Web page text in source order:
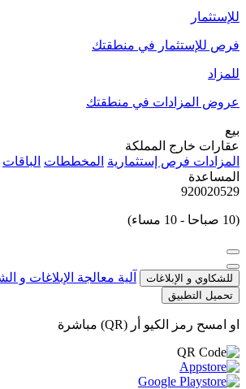
للإستثمار
فرص للإستثمار في منطقتك
للمزاد
عروض المزادات في منطقتك
بيع
عقارات خارج المملكة
المزادات فرص إستثمارية المخططات الباقات
المساعدة
920020529
(10 صباحا - 10 مساء)
للشكاوي و الإبلاغات آلية معالجة الإبلاغات و
تحميل التطبيق
او امسح رمز الكيو أر (QR) مباشرة